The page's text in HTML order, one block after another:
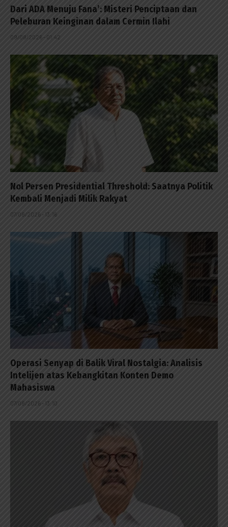
Dari ADA Menuju Fana’: Misteri Penciptaan dan
Peleburan Keinginan dalam Cermin Ilahi
09/08/2026 - 01:42
Nol Persen Presidential Threshold: Saatnya Politik
Kembali Menjadi Milik Rakyat
07/08/2026 - 13:16
Operasi Senyap di Balik Viral Nostalgia: Analisis
Intelijen atas Kebangkitan Konten Demo
Mahasiswa
07/08/2026 - 13:10